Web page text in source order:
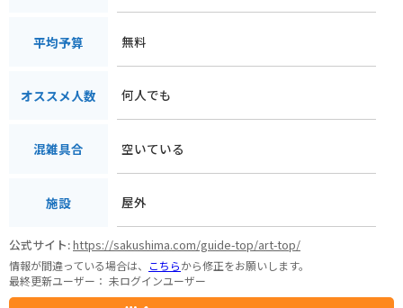
平均予算 無料
オススメ人数 何人でも
混雑具合 空いている
施設 屋外
公式サイト:https://sakushima.com/guide-top/art-top/
情報が間違っている場合は、 こちらから修正をお願いします。
最終更新ユーザー： 未ログインユーザー